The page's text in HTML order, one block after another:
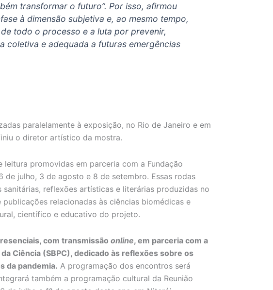
transformar o futuro”. Por isso, afirmou
à dimensão subjetiva e, ao mesmo tempo,
todo o processo e a luta por prevenir,
coletiva e adequada a futuras emergências
paralelamente à exposição, no Rio de Janeiro e em
o diretor artístico da mostra.
promovidas em parceria com a Fundação
de julho, 3 de agosto e 8 de setembro. Essas rodas
reflexões artísticas e literárias produzidas no
relacionadas às ciências biomédicas e
científico e educativo do projeto.
com transmissão online, em parceria com a
Ciência (SBPC), dedicado às reflexões sobre os
da pandemia. A programação dos encontros será
também a programação cultural da Reunião